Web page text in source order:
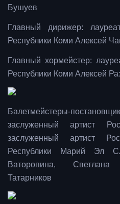
Бушуев
Главный дирижер:
Республики Коми Алексей
Главный хормейстер:
Республики Коми Алексей
Балетмейстеры-
заслуженный артист
заслуженный артист
Республики Марий Эл
Ваторопина,
Татарников